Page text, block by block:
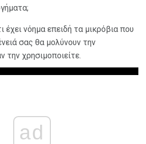
έχει νόημα επειδή τα μικρόβια που
σας θα μολύνουν την
χρησιμοποιείτε.
ad